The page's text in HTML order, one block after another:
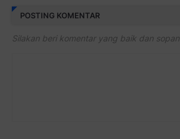
POSTING KOMENTAR
Silakan beri komentar yang baik dan sopan